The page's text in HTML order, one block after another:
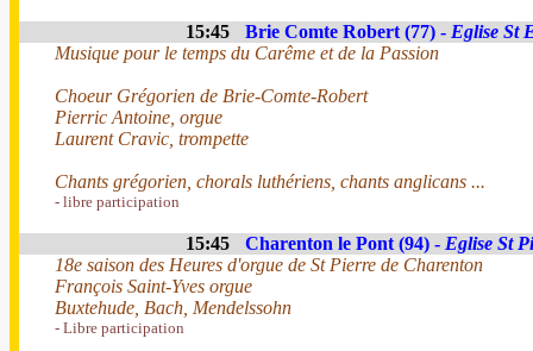
15:45 Brie Comte Robert (77) - Eglise St
Musique pour le temps du Carême et de la Passion
Choeur Grégorien de Brie-Comte-Robert
Pierric Antoine, orgue
Laurent Cravic, trompette
Chants grégorien, chorals luthériens, chants anglicans ...
- libre participation
15:45 Charenton le Pont (94) - Eglise St
18e saison des Heures d'orgue de St Pierre de Charenton
François Saint-Yves orgue
Buxtehude, Bach, Mendelssohn
- Libre participation